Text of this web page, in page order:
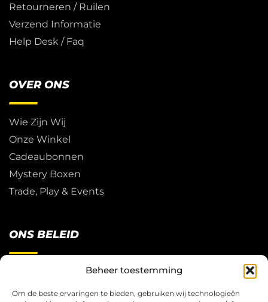
Beheer toestemming
Om de beste ervaringen te bieden, gebruiken wij technologieën
Retourneren / Ruilen
Verzend Informatie
Help Desk / Faq
OVER ONS
Wie Zijn Wij
Onze Winkel
Cadeaubonnen
Mystery Boxen
Trade, Play & Events
ONS BELEID
Restitutie Beleid
Privacy